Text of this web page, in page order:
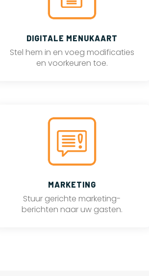
DIGITALE MENUKAART
Stel hem in en voeg modificaties
en voorkeuren toe.
MARKETING
Stuur gerichte marketing-
berichten naar uw gasten.